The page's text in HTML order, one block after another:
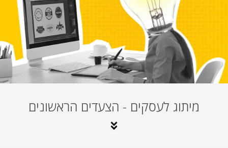
מיתוג לעסקים - הצעדים הראשונים